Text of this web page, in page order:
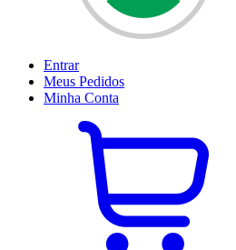
Entrar
Meus Pedidos
Minha Conta